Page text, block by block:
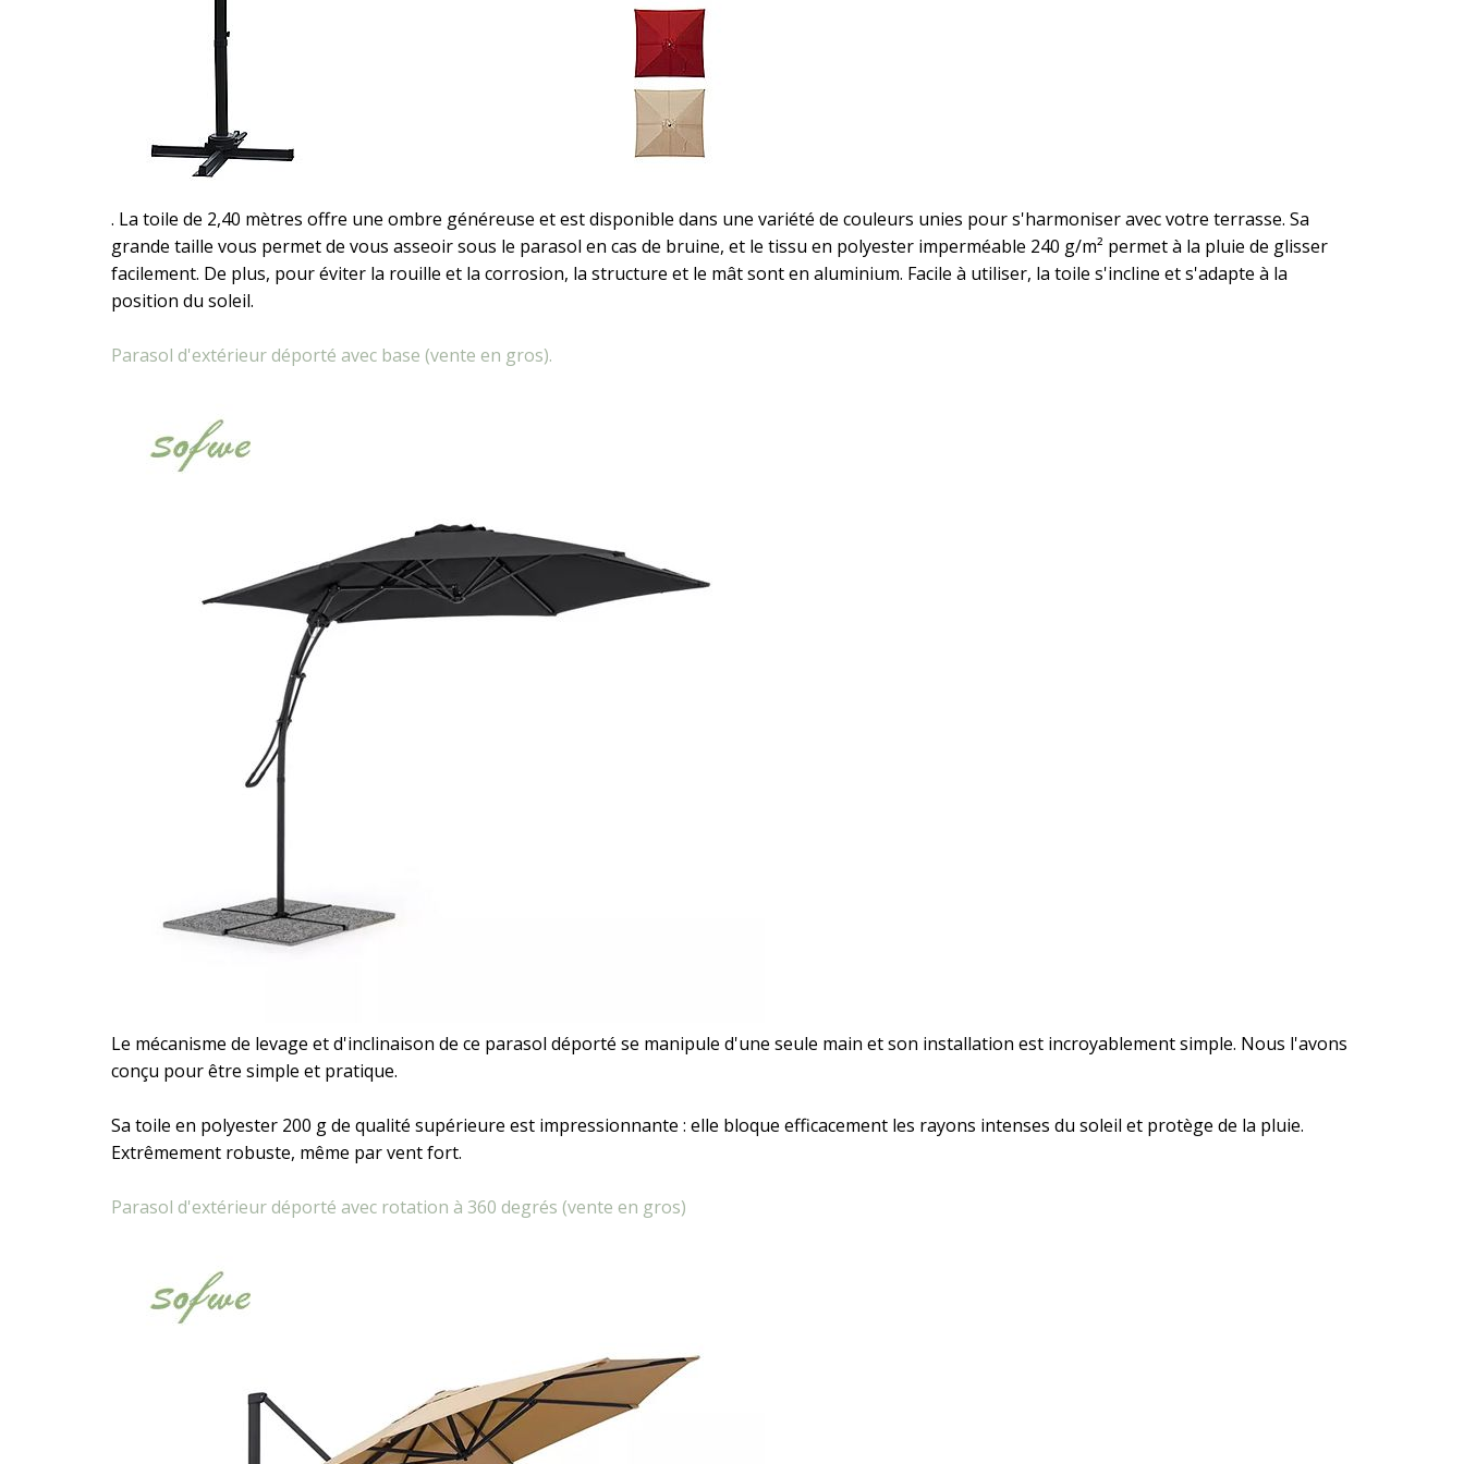
. La toile de 2,40 mètres offre une ombre généreuse et est disponible dans une variété de couleurs unies pour s'harmoniser avec votre terrasse. Sa
grande taille vous permet de vous asseoir sous le parasol en cas de bruine, et le tissu en polyester imperméable 240 g/m² permet à la pluie de glisser
facilement. De plus, pour éviter la rouille et la corrosion, la structure et le mât sont en aluminium. Facile à utiliser, la toile s'incline et s'adapte à la
position du soleil.
Parasol d'extérieur déporté avec base (vente en gros).
Le mécanisme de levage et d'inclinaison de ce parasol déporté se manipule d'une seule main et son installation est incroyablement simple. Nous l'avons
conçu pour être simple et pratique.
Sa toile en polyester 200 g de qualité supérieure est impressionnante : elle bloque efficacement les rayons intenses du soleil et protège de la pluie.
Extrêmement robuste, même par vent fort.
Parasol d'extérieur déporté avec rotation à 360 degrés (vente en gros)